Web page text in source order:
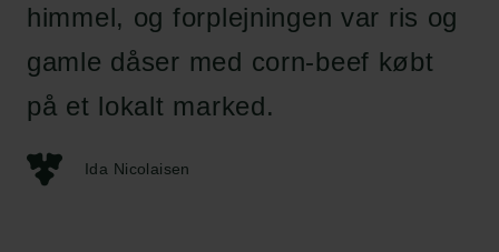
himmel, og forplejningen var ris og
gamle dåser med corn-beef købt
på et lokalt marked.
Ida Nicolaisen